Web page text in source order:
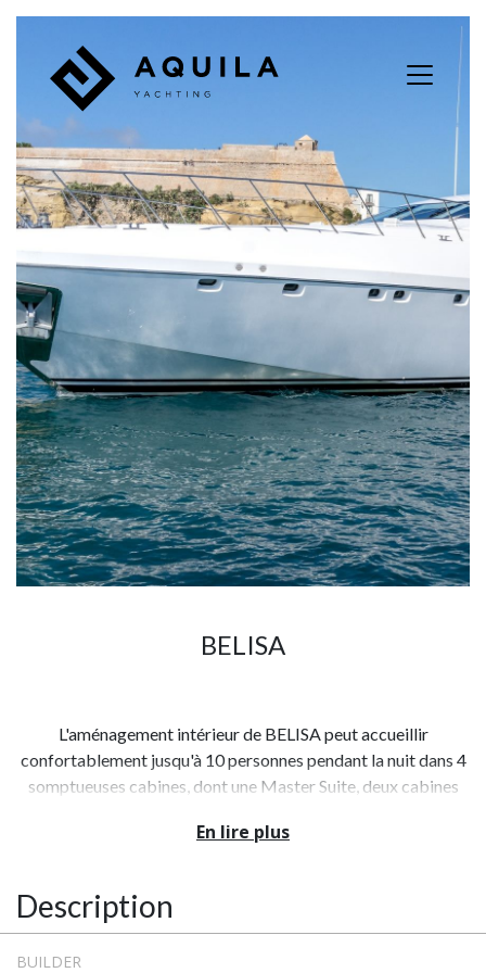
BELISA
L'aménagement intérieur de BELISA peut accueillir
confortablement jusqu'à 10 personnes pendant la nuit dans 4
somptueuses cabines, dont une Master Suite, deux cabines
sportif très harmonieux, ainsi que des chambres spacieuses et
luxueuses. Chaque cabine est équipée de grandes télévisions
divertissement inégalé pendant votre séjour.
En lire plus
Description
BUILDER